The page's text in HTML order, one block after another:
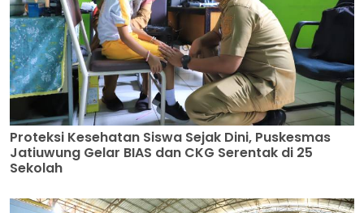
Proteksi Kesehatan Siswa Sejak Dini, Puskesmas
Jatiuwung Gelar BIAS dan CKG Serentak di 25
Sekolah